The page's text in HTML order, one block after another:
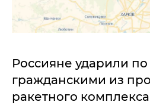
Россияне ударили
гражданскими из
ракетного